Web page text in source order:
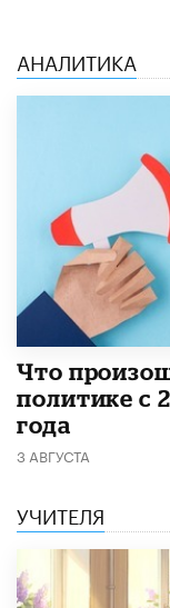
АНАЛИТИКА
​Что
политике с
года
3 АВГУСТА
УЧИТЕЛЯ